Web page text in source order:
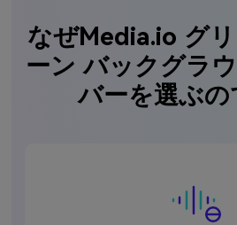
なぜMedia.io グ
ーン バックグラ
バーを選ぶの